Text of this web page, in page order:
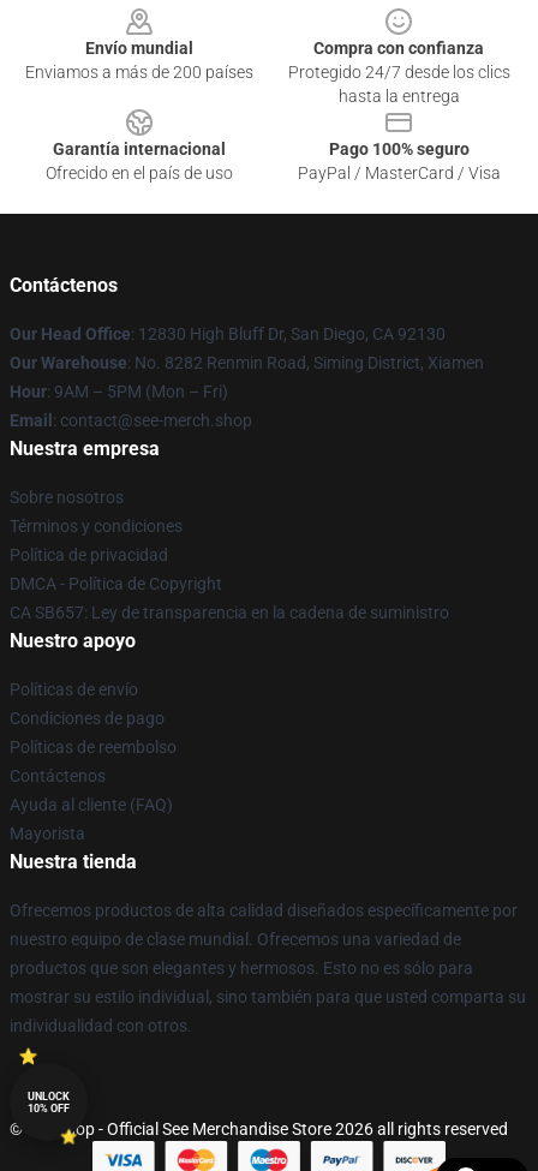
Envío mundial
Enviamos a más de 200 países
Compra con confianza
Protegido 24/7 desde los clics
hasta la entrega
Garantía internacional
Ofrecido en el país de uso
Pago 100% seguro
PayPal / MasterCard / Visa
Contáctenos
Our Head Office: 12830 High Bluff Dr, San Diego, CA 92130
Our Warehouse: No. 8282 Renmin Road, Siming District, Xiamen
Hour: 9AM – 5PM (Mon – Fri)
Email : contact@see-merch.shop
Nuestra empresa
Sobre nosotros
Términos y condiciones
Política de privacidad
DMCA - Política de Copyright
CA SB657: Ley de transparencia en la cadena de suministro
Nuestro apoyo
Políticas de envío
Condiciones de pago
Políticas de reembolso
Contáctenos
Ayuda al cliente (FAQ)
Mayorista
Nuestra tienda
Ofrecemos productos de alta calidad diseñados específicamente por
nuestro equipo de clase mundial. Ofrecemos una variedad de
productos que son elegantes y hermosos. Esto no es sólo para
mostrar su estilo individual, sino también para que usted comparta su
individualidad con otros.
© See Shop - Official See Merchandise Store 2026 all rights reserved
UNLOCK
10% OFF